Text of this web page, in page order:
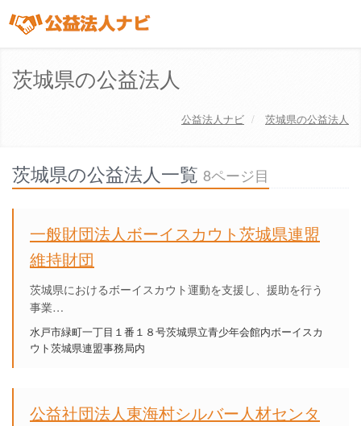
茨城県の公益法人
公益法人ナビ 茨城県の公益法人
茨城県の公益法人一覧 8ページ目
一般財団法人ボーイスカウト茨城県連盟
維持財団
茨城県におけるボーイスカウト運動を支援し、援助を行う
事業…
水戸市緑町一丁目１番１８号茨城県立青少年会館内ボーイスカ
ウト茨城県連盟事務局内
公益社団法人東海村シルバー人材センタ